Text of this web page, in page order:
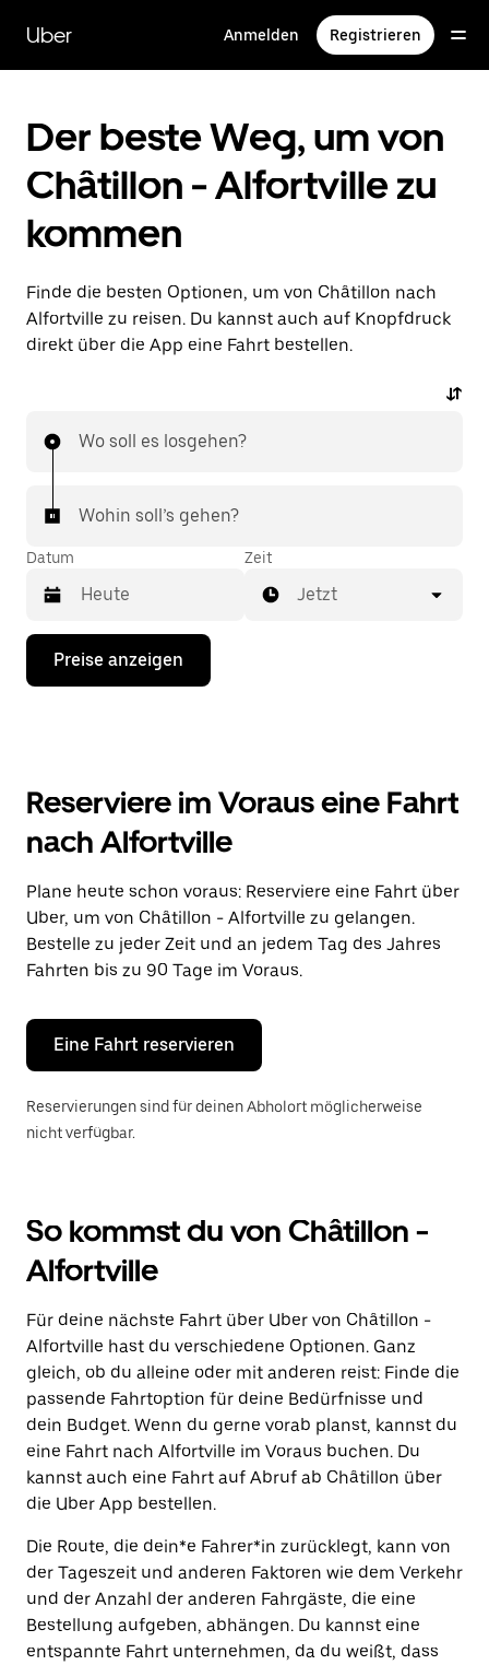
zum
Hauptinhalt
Uber Anmelden Registrieren
Der beste Weg, um von
Châtillon - Alfortville zu
kommen
Finde die besten Optionen, um von Châtillon nach
Alfortville zu reisen. Du kannst auch auf Knopfdruck
direkt über die App eine Fahrt bestellen.
Wo soll es losgehen?
Wohin soll’s gehen?
Datum
Drücke
Nach-
Kalender
interagieren
ein
Datum
auszuwählen.
Drücke
die
Escape-
um
den
Kalender
schließen.
Zeit
Jetzt
Preise anzeigen
Reserviere im Voraus eine Fahrt
nach Alfortville
Plane heute schon voraus: Reserviere eine Fahrt über
Uber, um von Châtillon - Alfortville zu gelangen.
Bestelle zu jeder Zeit und an jedem Tag des Jahres
Fahrten bis zu 90 Tage im Voraus.
Eine Fahrt reservieren
Reservierungen sind für deinen Abholort möglicherweise
nicht verfügbar.
So kommst du von Châtillon -
Alfortville
Für deine nächste Fahrt über Uber von Châtillon -
Alfortville hast du verschiedene Optionen. Ganz
gleich, ob du alleine oder mit anderen reist: Finde die
passende Fahrtoption für deine Bedürfnisse und
dein Budget. Wenn du gerne vorab planst, kannst du
eine Fahrt nach Alfortville im Voraus buchen. Du
kannst auch eine Fahrt auf Abruf ab Châtillon über
die Uber App bestellen.
Die Route, die dein*e Fahrer*in zurücklegt, kann von
der Tageszeit und anderen Faktoren wie dem Verkehr
und der Anzahl der anderen Fahrgäste, die eine
Bestellung aufgeben, abhängen. Du kannst eine
entspannte Fahrt unternehmen, da du weißt, dass